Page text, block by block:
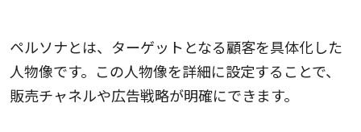
ペルソナとは、ターゲットとなる顧客を具体化した
人物像です。この人物像を詳細に設定することで、
販売チャネルや広告戦略が明確にできます。